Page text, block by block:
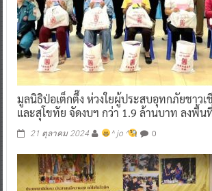
มูลนิธิป่อเต็กตึ๊ง ห่วงใยผู้ประสบอุทกภัยชาวเ
และสุโขทัย จัดงบฯ กว่า 1.9 ล้านบาท ลงพื้
21 ตุลาคม 2024 ^ jo ^ 0